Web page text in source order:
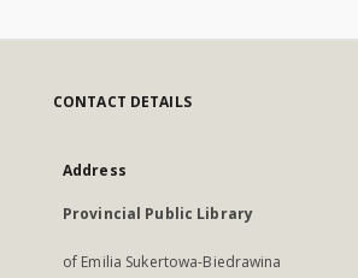
CONTACT DETAILS
Address
Provincial Public Library
of Emilia Sukertowa-Biedrawina